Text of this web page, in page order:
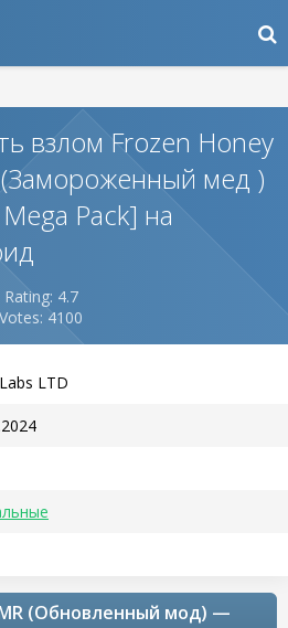
взлом Frozen Honey
(Замороженный мед )
Pack] на
Rating: 4.7
Votes: 4100
LTD
(Обновленный мод) —